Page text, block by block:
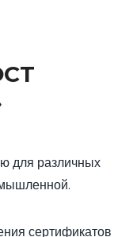
для различных
сертификатов